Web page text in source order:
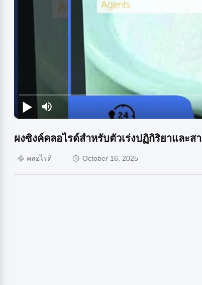
ผงซิงค์คลอไรด์สำหรับตัวเร่งปฏิกิริยาและ
คลอไรด์ October 16, 2025